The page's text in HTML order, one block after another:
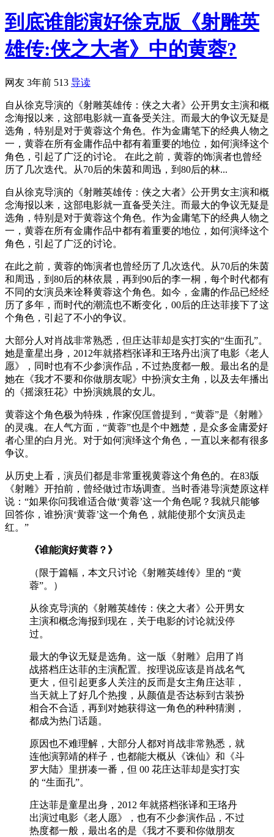
到底谁能演好徐克版《射雕英
雄传:侠之大者》中的黄蓉?
网友 3年前 513 导读
自从徐克导演的《射雕英雄传：侠之大者》公开男女主演和概
念海报以来，这部电影就一直备受关注。而最大的争议无疑是
选角，特别是对于黄蓉这个角色。作为金庸笔下的经典人物之
一，黄蓉在所有金庸作品中都有着重要的地位，如何演绎这个
角色，引起了广泛的讨论。 在此之前，黄蓉的饰演者也曾经
历了几次迭代。从70后的朱茵和周迅，到80后的林...
自从徐克导演的《射雕英雄传：侠之大者》公开男女主演和概
念海报以来，这部电影就一直备受关注。而最大的争议无疑是
选角，特别是对于黄蓉这个角色。作为金庸笔下的经典人物之
一，黄蓉在所有金庸作品中都有着重要的地位，如何演绎这个
角色，引起了广泛的讨论。
在此之前，黄蓉的饰演者也曾经历了几次迭代。从70后的朱茵
和周迅，到80后的林依晨，再到90后的李一桐，每个时代都有
不同的女演员来诠释黄蓉这个角色。如今，金庸的作品已经经
历了多年，而时代的潮流也不断变化，00后的庄达菲接下了这
个角色，引起了不小的争议。
大部分人对肖战非常熟悉，但庄达菲却是实打实的“生面孔”。
她是童星出身，2012年就搭档张译和王珞丹出演了电影《老人
愿》，同时也有不少参演作品，不过热度都一般。最出名的是
她在《我才不要和你做朋友呢》中扮演女主角，以及去年播出
的《摇滚狂花》中扮演姚晨的女儿。
黄蓉这个角色极为特殊，作家倪匡曾提到，“黄蓉”是《射雕》
的灵魂。在人气方面，“黄蓉”也是个中翘楚，是众多金庸爱好
者心里的白月光。对于如何演绎这个角色，一直以来都有很多
争议。
从历史上看，演员们都是非常重视黄蓉这个角色的。在83版
《射雕》开拍前，曾经做过市场调查。当时香港导演楚原这样
说：“如果你问我谁适合做‘黄蓉’这一个角色呢？我就只能够
回答你，谁扮演‘黄蓉’这一个角色，就能使那个女演员走
红。”
《谁能演好黄蓉？》
（限于篇幅，本文只讨论《射雕英雄传》里的 “黄
蓉”。）
从徐克导演的《射雕英雄传：侠之大者》公开男女
主演和概念海报到现在，关于电影的讨论就没停
过。
最大的争议无疑是选角。这一版《射雕》启用了肖
战搭档庄达菲的主演配置。按理说应该是肖战名气
更大，但引起更多人关注的反而是女主角庄达菲，
当天就上了好几个热搜，从颜值是否达标到古装扮
相合不合适，再到对她获得这一角色的种种猜测，
都成为热门话题。
原因也不难理解，大部分人都对肖战非常熟悉，就
连他演郭靖的样子，也都能大概从《诛仙》和《斗
罗大陆》里拼凑一番，但 00 花庄达菲却是实打实
的 “生面孔”。
庄达菲是童星出身，2012 年就搭档张译和王珞丹
出演过电影《老人愿》，也有不少参演作品，不过
热度都一般，最出名的是《我才不要和你做朋友